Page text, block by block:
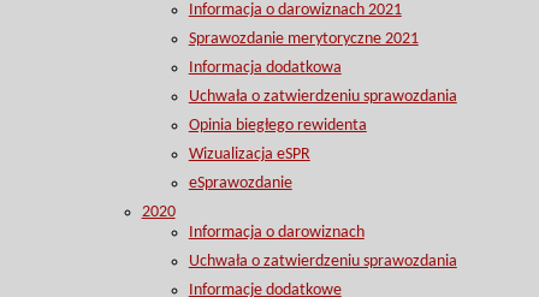
Informacja o darowiznach 2021
Sprawozdanie merytoryczne 2021
Informacja dodatkowa
Uchwała o zatwierdzeniu sprawozdania
Opinia biegłego rewidenta
Wizualizacja eSPR
eSprawozdanie
2020
Informacja o darowiznach
Uchwała o zatwierdzeniu sprawozdania
Informacje dodatkowe